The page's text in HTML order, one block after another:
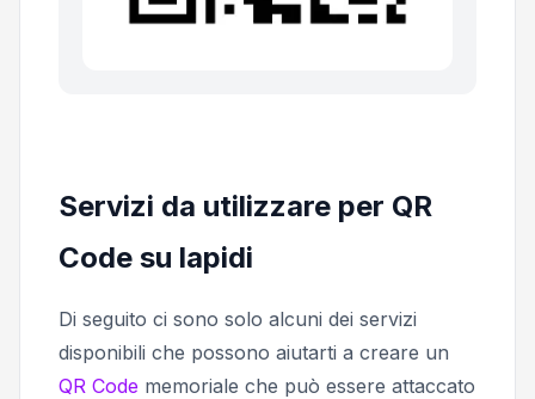
Servizi da utilizzare per QR
Code su lapidi
Di seguito ci sono solo alcuni dei servizi
disponibili che possono aiutarti a creare un
QR Code memoriale che può essere attaccato